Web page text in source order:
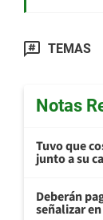
TEMAS
Notas
Tuvo que
junto a su
Deberán
señalizar